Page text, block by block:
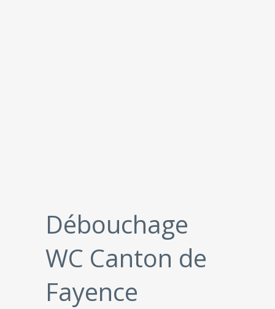
Débouchage
WC Canton de
Fayence